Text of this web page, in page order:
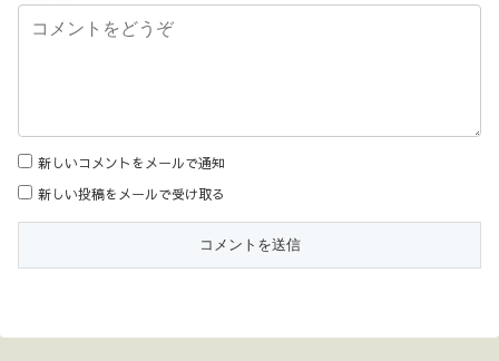
新しいコメントをメールで通知
新しい投稿をメールで受け取る